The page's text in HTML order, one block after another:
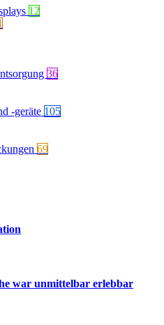
12
36
-geräte 105
69
war unmittelbar erlebbar